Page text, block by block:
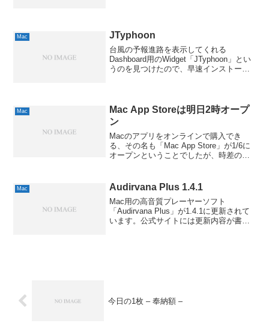
Mac JTyphoon
台風の予報進路を表示してくれる
Dashboard用のWidget「JTyphoon」とい
うのを見つけたので、早速インストール
にした...
Mac
Mac App Storeは明日2時オープ
ン
Macのアプリをオンラインで購入でき
る、その名も「Mac App Store」が1/6に
オープンということでしたが、時差の関
iTunes Storeからではな...
Mac Audirvana Plus 1.4.1
Mac用の高音質プレーヤーソフト
「Audirvana Plus」が1.4.1に更新されて
います。公式サイトには更新内容が書か
今日の1枚 – 奉納額 –